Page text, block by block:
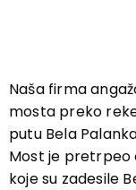
Naša firma
mosta preko
putu Bela
Most je pretrpeo
koje su zadesile